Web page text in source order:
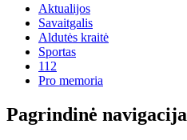
Aktualijos
Savaitgalis
Aldutės kraitė
Sportas
112
Pro memoria
Pagrindinė navigacija